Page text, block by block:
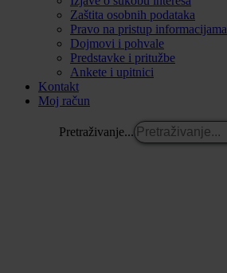
Zaštita osobnih podataka
Pravo na pristup informacijama
Dojmovi i pohvale
Predstavke i pritužbe
Ankete i upitnici
Kontakt
Moj račun
Pretraživanje...